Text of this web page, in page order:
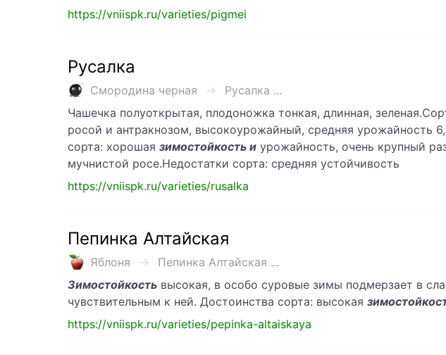
https://vniispk.ru/varieties/pigmei
Русалка
Смородина черная
Русалка ...
Чашечка полуоткрытая, плодоножка тонкая, длинная,
росой и антракнозом, высокоурожайный, средняя урожайность
сорта: хорошая зимостойкость и урожайность, очень крупный
мучнистой росе.Недостатки сорта: средняя устойчивость
https://vniispk.ru/varieties/rusalka
Пепинка Алтайская
Яблоня
Пепинка Алтайская ...
Зимостойкость высокая, в особо суровые зимы подмерзает в
чувствительным к ней. Достоинства сорта: высокая
https://vniispk.ru/varieties/pepinka-altaiskaya